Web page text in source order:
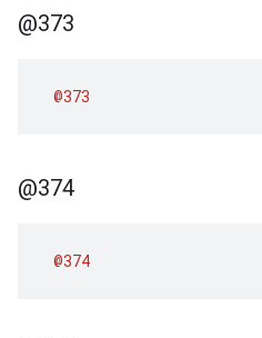
@373
@373
@374
@374